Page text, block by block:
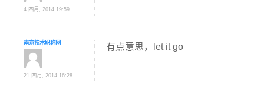
4 四月, 2014 19:59
南京技术职称网
21 四月, 2014 16:28
有点意思，let it go